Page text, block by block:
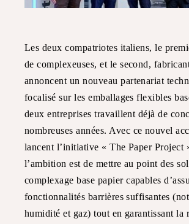
Les deux compatriotes italiens, le
de complexeuses, et le second,
annoncent un nouveau partenariat
focalisé sur les emballages flexibles
deux entreprises travaillent déjà de
nombreuses années. Avec ce nouvel
lancent l’initiative « The Paper Project
l’ambition est de mettre au point des
complexage base papier capables
fonctionnalités barrières suffisantes
humidité et gaz) tout en garantissant la